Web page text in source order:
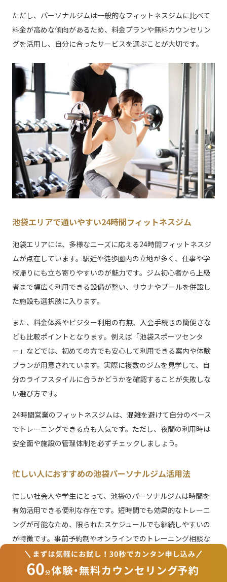
ただし、パーソナルジムは一般的なフィットネスジムに比べて
料金が高めな傾向があるため、料金プランや無料カウンセリン
グを活用し、自分に合ったサービスを選ぶことが大切です。
池袋エリアで通いやすい24時間フィットネスジム
池袋エリアには、多様なニーズに応える24時間フィットネスジ
ムが点在しています。駅近や徒歩圏内の立地が多く、仕事や学
校帰りにも立ち寄りやすいのが魅力です。ジム初心者から上級
者まで幅広く利用できる設備が整い、サウナやプールを併設し
た施設も選択肢に入ります。
また、料金体系やビジター利用の有無、入会手続きの簡便さな
ども比較ポイントとなります。例えば「池袋スポーツセンタ
ー」などでは、初めての方でも安心して利用できる案内や体験
プランが用意されています。実際に複数のジムを見学して、自
分のライフスタイルに合うかどうかを確認することが失敗しな
い選び方です。
24時間営業のフィットネスジムは、混雑を避けて自分のペース
でトレーニングできる点も人気です。ただし、夜間の利用時は
安全面や施設の管理体制を必ずチェックしましょう。
忙しい人におすすめの池袋パーソナルジム活用法
忙しい社会人や学生にとって、池袋のパーソナルジムは時間を
有効活用できる便利な存在です。短時間でも効果的なトレーニ
ングが可能なため、限られたスケジュールでも継続しやすいの
が特徴です。事前予約制やオンラインでのトレーニング相談な
ど、柔軟なサービスも増えています。
例えば、仕事帰りに30分だけパーソナルトレーニングを受け